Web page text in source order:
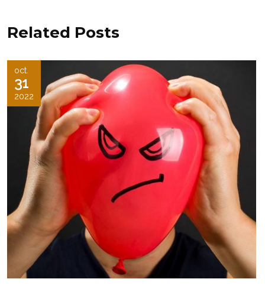
Related Posts
oct.
31
2022